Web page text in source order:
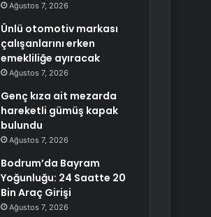
Ağustos 7, 2026
Ünlü otomotiv markası
çalışanlarını erken
emekliliğe ayıracak
Ağustos 7, 2026
Genç kıza ait mezarda
hareketli gümüş kapak
bulundu
Ağustos 7, 2026
Bodrum’da Bayram
Yoğunluğu: 24 Saatte 20
Bin Araç Girişi
Ağustos 7, 2026